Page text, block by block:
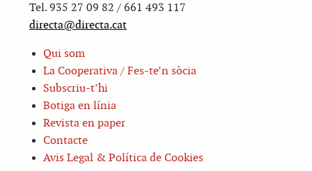
Tel. 935 27 09 82 / 661 493 117
directa@directa.cat
Qui som
La Cooperativa / Fes-te’n sòcia
Subscriu-t’hi
Botiga en línia
Revista en paper
Contacte
Avis Legal & Política de Cookies